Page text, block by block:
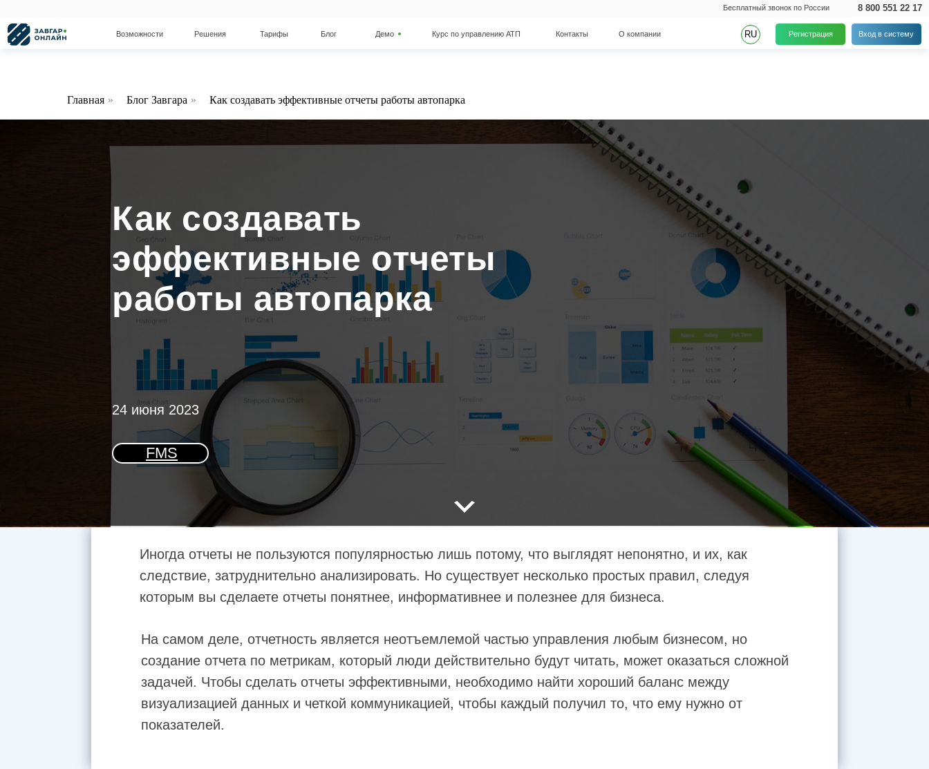
Регистрация Вход в систему
Возможности Решения Курс по управлению АТП Контакты О компании
8 800 551 22 17
Бесплатный звонок по России
Главная » Блог Завгара » Как создавать эффективные отчеты работы автопарка
Автоматизация
Сервис
Топливо Кейсы
FMS
Как создавать
эффективные отчеты
работы автопарка
24 июня 2023
Иногда отчеты не пользуются популярностью лишь потому, что выглядят непонятно, и их, как
следствие, затруднительно анализировать. Но существует несколько простых правил, следуя
которым вы сделаете отчеты понятнее, информативнее и полезнее для бизнеса.
На самом деле, отчетность является неотъемлемой частью управления любым бизнесом, но
создание отчета по метрикам, который люди действительно будут читать, может оказаться сложной
задачей. Чтобы сделать отчеты эффективными, необходимо найти хороший баланс между
визуализацией данных и четкой коммуникацией, чтобы каждый получил то, что ему нужно от
показателей.